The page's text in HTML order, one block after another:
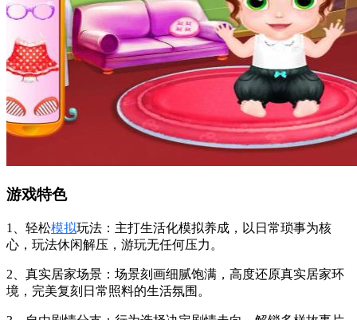
游戏特色
1、轻松模拟玩法：主打生活化模拟养成，以日常琐事为核
心，玩法休闲解压，游玩无任何压力。
2、真实居家场景：场景刻画细腻饱满，高度还原真实居家环
境，完美复刻日常照料的生活氛围。